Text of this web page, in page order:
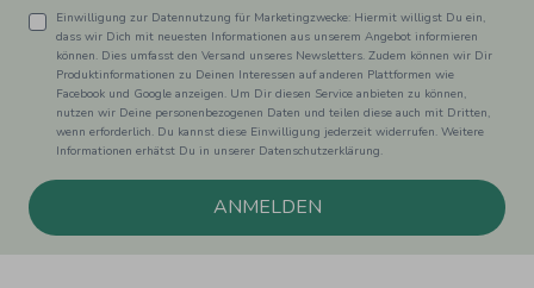
Einwilligung zur Datennutzung für Marketingzwecke: Hiermit willigst Du ein,
dass wir Dich mit neuesten Informationen aus unserem Angebot informieren
können. Dies umfasst den Versand unseres Newsletters. Zudem können wir Dir
Produktinformationen zu Deinen Interessen auf anderen Plattformen wie
Facebook und Google anzeigen. Um Dir diesen Service anbieten zu können,
nutzen wir Deine personenbezogenen Daten und teilen diese auch mit Dritten,
wenn erforderlich. Du kannst diese Einwilligung jederzeit widerrufen. Weitere
Informationen erhätst Du in unserer Datenschutzerklärung.
ANMELDEN